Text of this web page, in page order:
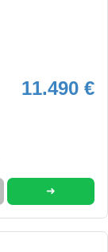
11.490 €
➜